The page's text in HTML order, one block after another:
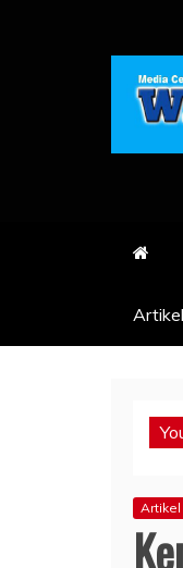
Artikel
Artikel